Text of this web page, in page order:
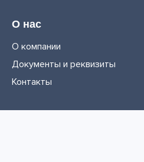
О нас
О компании
Документы и реквизиты
Контакты